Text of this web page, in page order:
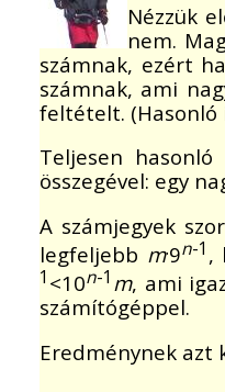
Nézzük
nem.
számnak, ezért
számnak, ami
feltételt. (Hasonló
Teljesen
összegével: egy
A számjegyek
legfeljebb m.9n-1 ,
1 <10n-1 m, ami
számítógéppel.
Eredménynek azt